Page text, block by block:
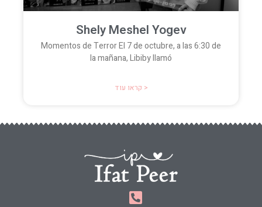
Shely Meshel Yogev
Momentos de Terror El 7 de octubre, a las 6:30 de
la mañana, Libiby llamó
קראו עוד >